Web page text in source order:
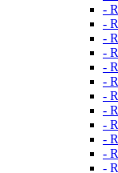
-
-
-
-
-
-
-
-
-
-
-
-